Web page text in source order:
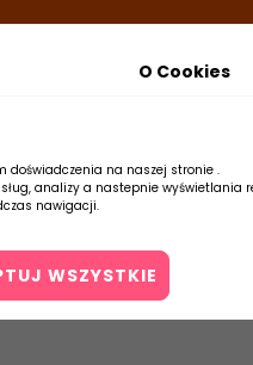
- DODAJ PRODUKT DO
O Cookies
doświadczenia na naszej stronie .
analizy a nastepnie wyświetlania
nawigacji.
WSZYSTKIE